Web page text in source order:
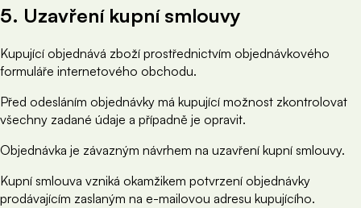
5. Uzavření kupní smlouvy
Kupující objednává zboží prostřednictvím objednávkového
formuláře internetového obchodu.
Před odesláním objednávky má kupující možnost zkontrolovat
všechny zadané údaje a případně je opravit.
Objednávka je závazným návrhem na uzavření kupní smlouvy.
Kupní smlouva vzniká okamžikem potvrzení objednávky
prodávajícím zaslaným na e-mailovou adresu kupujícího.